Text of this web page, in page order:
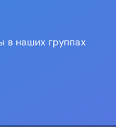
в наших группах